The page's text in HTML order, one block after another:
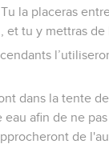
la placeras
et tu y mettras de
dans la tente
afin de ne
de